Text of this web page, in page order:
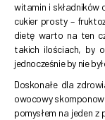
witamin i składników
cukier prosty –
dietę warto na ten
takich ilościach, by
jednocześnie by nie
Doskonałe dla
owocowy
pomysłem na jeden z